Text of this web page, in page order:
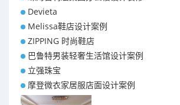
Devieta
Melissa鞋店设计案例
ZIPPING 时尚鞋店
巴鲁特男装轻奢生活馆设计案例
立强珠宝
摩登微衣家居服店面设计案例